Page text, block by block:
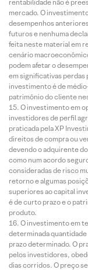
rentabilidade não é
mercado. O
desempenhos
futuros e nenhuma
feita neste material em
cenário
podem afetar o
em significativas perdas
investimento é de
patrimônio do cliente
O investimento em
investidores de perfil
praticada pela XP
direitos de compra ou
devendo o adquirente
como num acordo
consideradas de risco
retorno e algumas
superiores ao capital
é de curto prazo e o
produto.
O investimento em
determinada quantidade
prazo determinado. O
pelos investidores,
dias corridos. O preço